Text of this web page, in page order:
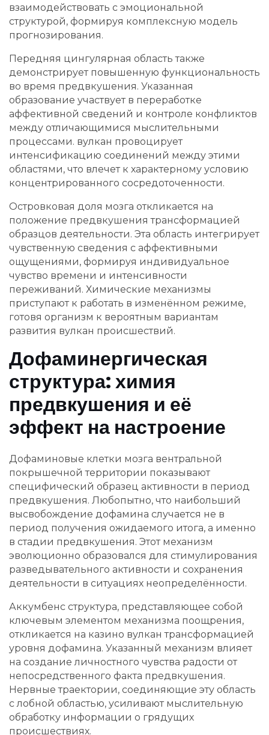
взаимодействовать с эмоциональной
структурой, формируя комплексную модель
прогнозирования.
Передняя цингулярная область также
демонстрирует повышенную функциональность
во время предвкушения. Указанная
образование участвует в переработке
аффективной сведений и контроле конфликтов
между отличающимися мыслительными
процессами. вулкан провоцирует
интенсификацию соединений между этими
областями, что влечет к характерному условию
концентрированного сосредоточенности.
Островковая доля мозга откликается на
положение предвкушения трансформацией
образцов деятельности. Эта область интегрирует
чувственную сведения с аффективными
ощущениями, формируя индивидуальное
чувство времени и интенсивности
переживаний. Химические механизмы
приступают к работать в изменённом режиме,
готовя организм к вероятным вариантам
развития вулкан происшествий.
Дофаминергическая
структура: химия
предвкушения и её
эффект на настроение
Дофаминовые клетки мозга вентральной
покрышечной территории показывают
специфический образец активности в период
предвкушения. Любопытно, что наибольший
высвобождение дофамина случается не в
период получения ожидаемого итога, а именно
в стадии предвкушения. Этот механизм
эволюционно образовался для стимулирования
разведывательного активности и сохранения
деятельности в ситуациях неопределённости.
Аккумбенс структура, представляющее собой
ключевым элементом механизма поощрения,
откликается на казино вулкан трансформацией
уровня дофамина. Указанный механизм влияет
на создание личностного чувства радости от
непосредственного факта предвкушения.
Нервные траектории, соединяющие эту область
с лобной областью, усиливают мыслительную
обработку информации о грядущих
происшествиях.